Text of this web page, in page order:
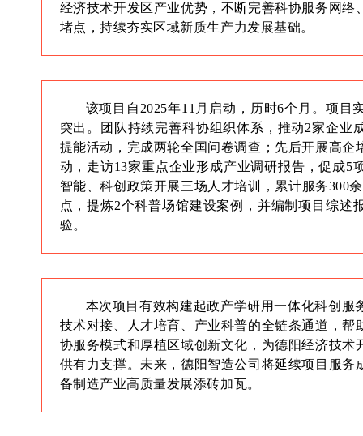
经济技术开发区产业优势，不断完善科协服务网
堵点，持续夯实区域新质生产力发展基础。
该项目自2025年11月启动，历时6个月。项目
突出。团队持续完善科协组织体系，推动2家企业
提能活动，完成两轮全国问卷调查；先后开展高
动，走访13家重点企业形成产业调研报告，促成5
智能、科创政策开展三场人才培训，累计服务300
点，提炼2个科普场馆建设案例，并编制项目综述
验。
本次项目有效构建起政产学研用一体化科创服
技术对接、人才培育、产业科普的全链条通道，
协服务模式和厚植区域创新文化，为德阳经济技
供有力支撑。未来，德阳智造公司将延续项目服
备制造产业高质量发展添砖加瓦。